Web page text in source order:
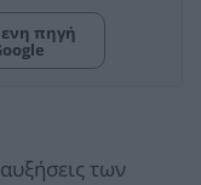
πηγή
των